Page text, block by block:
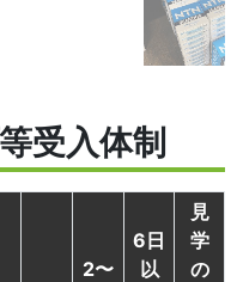
受入体制
2〜
6日
以
見
学
の